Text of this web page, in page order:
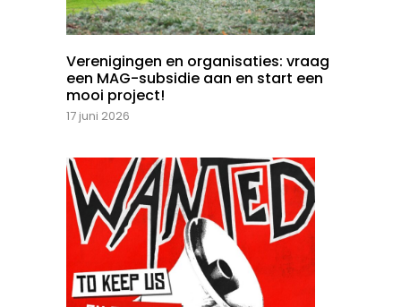
Verenigingen en organisaties: vraag
een MAG-subsidie aan en start een
mooi project!
17 juni 2026